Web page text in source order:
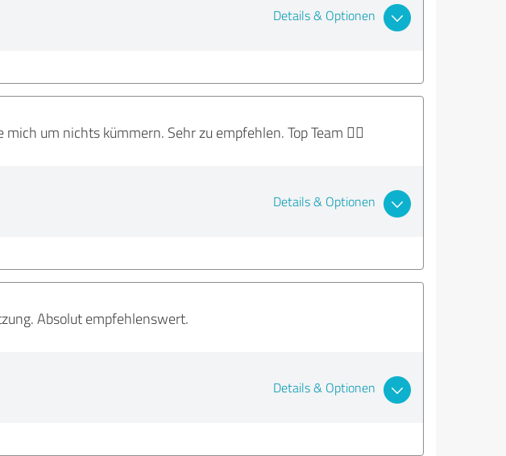
Details & Optionen
um nichts kümmern. Sehr zu empfehlen. Top Team 👍🏻
Details & Optionen
Absolut empfehlenswert.
Details & Optionen